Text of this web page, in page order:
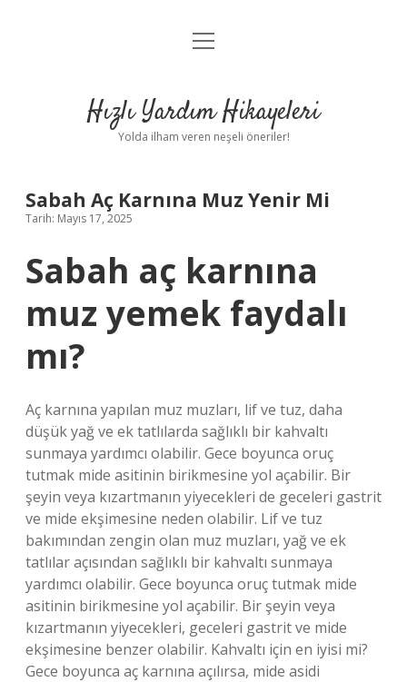
Anasayfa
Yasal Uyarı
menüyü
Hızlı Yardım Hikayeleri
Yolda ilham veren neşeli öneriler!
Sabah Aç Karnına Muz Yenir Mi
Tarih: Mayıs 17, 2025
Sabah aç karnına
muz yemek faydalı
mı?
Aç karnına yapılan muz muzları, lif ve tuz, daha
düşük yağ ve ek tatlılarda sağlıklı bir kahvaltı
sunmaya yardımcı olabilir. Gece boyunca oruç
tutmak mide asitinin birikmesine yol açabilir. Bir
şeyin veya kızartmanın yiyecekleri de geceleri gastrit
ve mide ekşimesine neden olabilir. Lif ve tuz
bakımından zengin olan muz muzları, yağ ve ek
tatlılar açısından sağlıklı bir kahvaltı sunmaya
yardımcı olabilir. Gece boyunca oruç tutmak mide
asitinin birikmesine yol açabilir. Bir şeyin veya
kızartmanın yiyecekleri, geceleri gastrit ve mide
ekşimesine benzer olabilir. Kahvaltı için en iyisi mi?
Gece boyunca aç karnına açılırsa, mide asidi